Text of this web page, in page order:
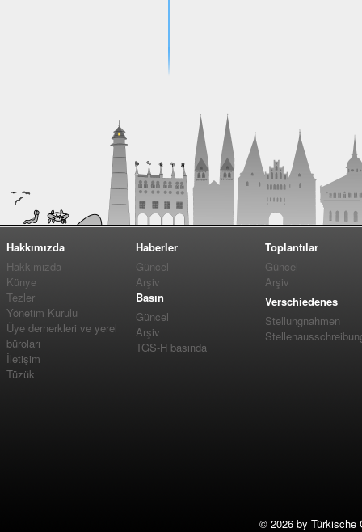
Hakkımızda
Hakkımızda
Künye
Tezler
Yönetim Kurulu
Üye dernerkleri ve yerel
büroları
İletişim
Tüzük
Haberler
Güncel
Arşiv
Basın
Güncel
Arşiv
TGS-H basında
Toplantılar
Güncel
Arşiv
Verschiedenes
Stellungnahmen
© 2026 by Türkische